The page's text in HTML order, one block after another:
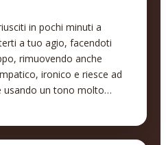
apprezzato è il
che non si limitano a
davvero a comprendere
offrendo supporto
Un’attenzione che va
questo a fare la
in pochi minuti a
a tuo agio, facendoti
rimuovendo anche
ironico e riesce ad
usando un tono molto
e non troppo
molto piacevole da